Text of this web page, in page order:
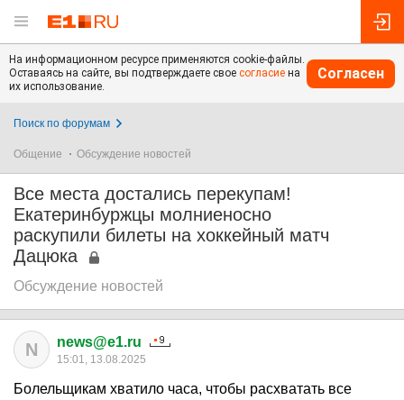
На информационном ресурсе применяются cookie-файлы.
Оставаясь на сайте, вы подтверждаете свое согласие на
их использование.
Согласен
Поиск по форумам
Общение Обсуждение новостей
Все места достались перекупам!
Екатеринбуржцы молниеносно
раскупили билеты на хоккейный матч
Дацюка
Обсуждение новостей
N news@e1.ru
15:01, 13.08.2025
Болельщикам хватило часа, чтобы расхватать все